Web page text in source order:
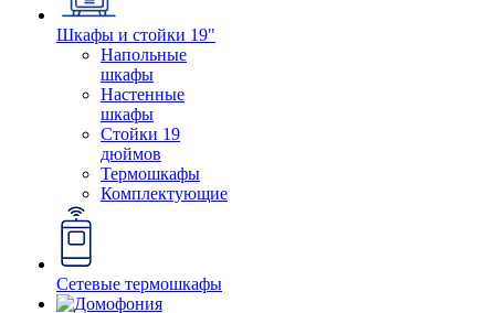
Шкафы и стойки 19"
Напольные
шкафы
Настенные
шкафы
Стойки 19
дюймов
Термошкафы
Комплектующие
Сетевые термошкафы